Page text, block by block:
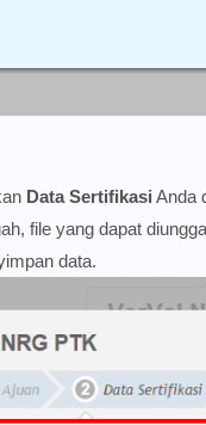
Data Sertifikasi Anda
file yang dapat
data.